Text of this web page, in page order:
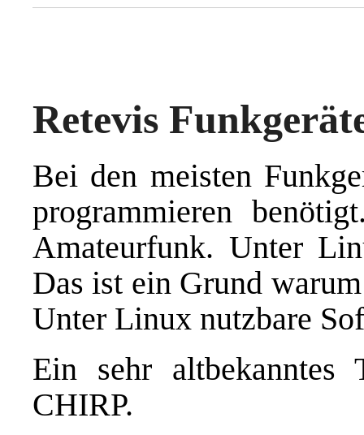
Retevis
Bei den meisten
programmieren
Amateurfunk. Unter
Das ist ein Grund
Unter Linux nutzbare
Ein sehr altbekanntes
CHIRP.